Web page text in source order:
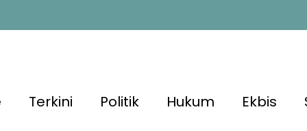
Terkini Politik Hukum Ekbis